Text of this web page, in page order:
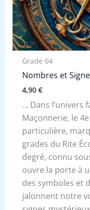
Grade 04
Nombres et
4,90 €
… Dans l’univers
Maçonnerie, le
particulière,
grades du Rite
degré, connu
ouvre la porte à
des symboles et
jalonnent notre